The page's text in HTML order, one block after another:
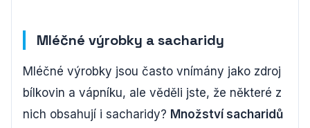
Mléčné výrobky a sacharidy
Mléčné výrobky jsou často vnímány jako zdroj
bílkovin a vápníku, ale věděli jste, že některé z
nich obsahují i sacharidy? Množství sacharidů